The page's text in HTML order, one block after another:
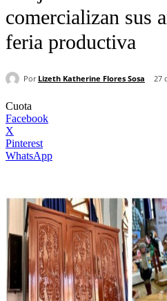
comercializan sus
feria productiva
Por Lizeth Katherine Flores Sosa 27
Cuota
Facebook
X
Pinterest
WhatsApp